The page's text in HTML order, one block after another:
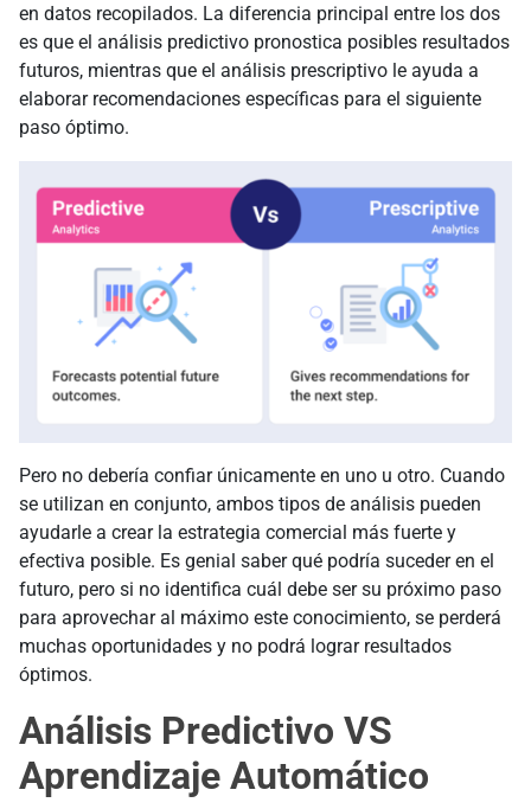
en datos recopilados. La diferencia principal entre los dos
es que el análisis predictivo pronostica posibles resultados
futuros, mientras que el análisis prescriptivo le ayuda a
elaborar recomendaciones específicas para el siguiente
paso óptimo.
Pero no debería confiar únicamente en uno u otro. Cuando
se utilizan en conjunto, ambos tipos de análisis pueden
ayudarle a crear la estrategia comercial más fuerte y
efectiva posible. Es genial saber qué podría suceder en el
futuro, pero si no identifica cuál debe ser su próximo paso
para aprovechar al máximo este conocimiento, se perderá
muchas oportunidades y no podrá lograr resultados
óptimos.
Análisis Predictivo VS
Aprendizaje Automático